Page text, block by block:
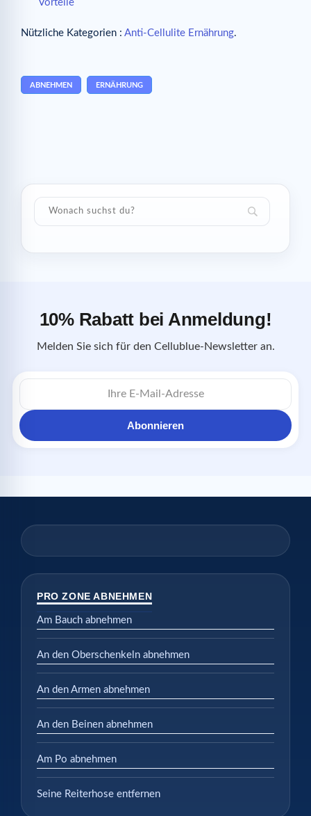
Vorteile
Nützliche Kategorien : Anti-Cellulite Ernährung.
ABNEHMEN ERNÄHRUNG
10% Rabatt bei Anmeldung!
Melden Sie sich für den Cellublue-Newsletter an.
E-
Mail-
Abonnieren
PRO ZONE ABNEHMEN
Am Bauch abnehmen
An den Oberschenkeln abnehmen
An den Armen abnehmen
An den Beinen abnehmen
Am Po abnehmen
Seine Reiterhose entfernen